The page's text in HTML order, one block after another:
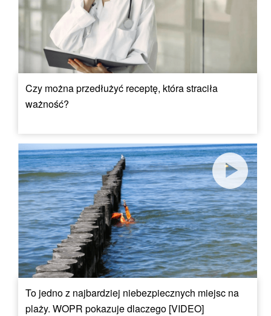
Czy można przedłużyć receptę, która straciła
ważność?
To jedno z najbardziej niebezpiecznych miejsc na
plaży. WOPR pokazuje dlaczego [VIDEO]